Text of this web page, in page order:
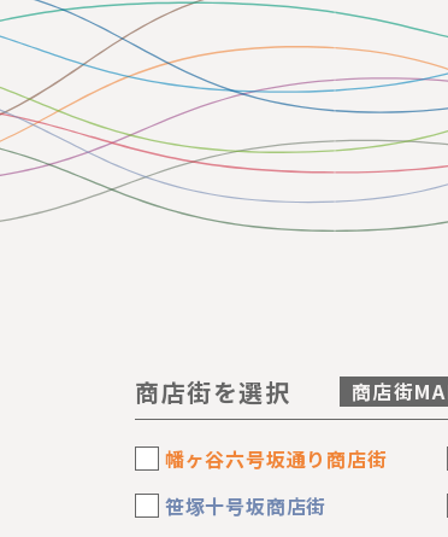
商店街を選択 商店街
幡ヶ谷六号坂通り商店街
笹塚十号坂商店街